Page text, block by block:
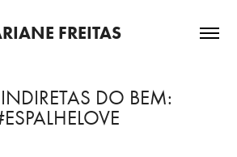
FREITAS
DO BEM: